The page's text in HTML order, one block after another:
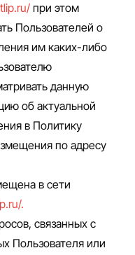
при этом
Пользователей о
им каких-либо
данную
об актуальной
в Политику
по адресу
в сети
.
связанных с
Пользователя или